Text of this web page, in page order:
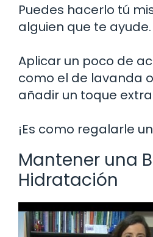
Puedes hacerlo tú
alguien que te ayude.
Aplicar un poco de
como el de lavanda
añadir un toque
¡Es como regalarle
Mantener una
Hidratación